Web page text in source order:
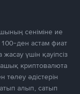
сеніміне ие
100-ден астам фиат
үшін қауіпсіз
криптовалюта
төлеу әдістерін
алып, сатып